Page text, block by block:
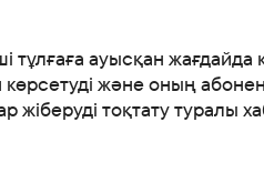
тұлғаға ауысқан
көрсетуді және оның
жіберуді тоқтату туралы